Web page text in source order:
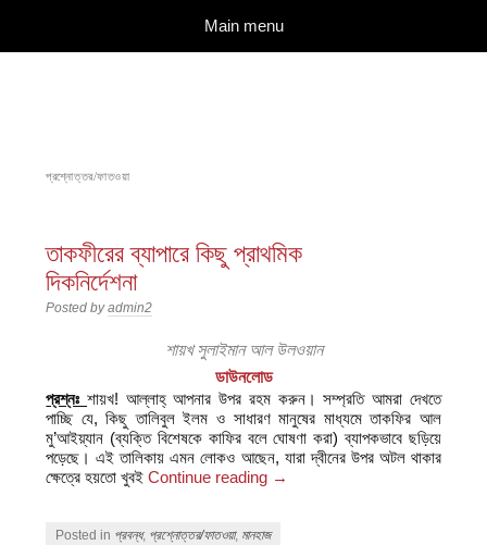
Main menu
প্রশ্নোত্তর/ফাতওয়া
তাকফীরের ব্যাপারে কিছু প্রাথমিক
দিকনির্দেশনা
Posted byadmin2
শায়খ সুলাইমান আল উলওয়ান
ডাউনলোড
প্রশ্নঃশায়খ! আল্লাহ্‌ আপনার উপর রহম করুন। সম্প্রতি আমরা দেখতে
পাচ্ছি যে, কিছু তালিবুল ইলম ও সাধারণ মানুষের মাধ্যমে তাকফির আল
মু’আইয়্যান (ব্যক্তি বিশেষকে কাফির বলে ঘোষণা করা) ব্যাপকভাবে ছড়িয়ে
পড়েছে। এই তালিকায় এমন লোকও আছেন, যারা দ্বীনের উপর অটল থাকার
ক্ষেত্রে হয়তো খুবইContinue reading →
Posted in প্রবন্ধ, প্রশ্নোত্তর/ফাতওয়া, মানহাজ